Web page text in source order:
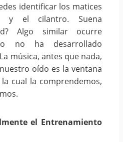
identificar los matices
y el cilantro. Suena
Algo similar ocurre
no ha desarrollado
música, antes que nada,
oído es la ventana
cual la comprendemos,
el Entrenamiento